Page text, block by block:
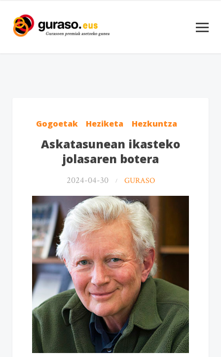
Gogoetak Heziketa Hezkuntza
Askatasunean ikasteko
jolasaren botera
2024-04-30 GURASO